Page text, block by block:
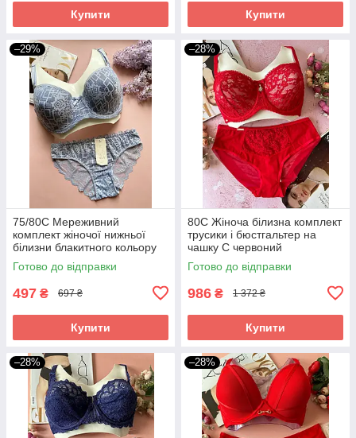
Купити Купити
–29%
75/80С Мереживний
комплект жіночої нижньої
білизни блакитного кольору
Готово до відправки
497 ₴ 697 ₴
Купити
–28%
80С Жіноча білизна комплект
трусики і бюстгальтер на
чашку C червоний
Готово до відправки
986 ₴ 1 372 ₴
Купити
–28% –28%